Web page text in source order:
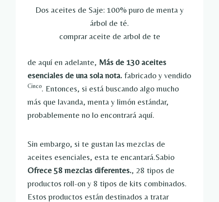
Dos aceites de Saje: 100% puro de menta y
árbol de té.
comprar aceite de arbol de te
de aquí en adelante, Más de 130 aceites
esenciales de una sola nota. fabricado y vendido
Cinco. Entonces, si está buscando algo mucho
más que lavanda, menta y limón estándar,
probablemente no lo encontrará aquí.
Sin embargo, si te gustan las mezclas de
aceites esenciales, esta te encantará.Sabio
Ofrece 58 mezclas diferentes., 28 tipos de
productos roll-on y 8 tipos de kits combinados.
Estos productos están destinados a tratar